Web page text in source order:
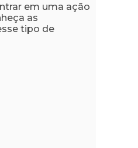
em uma ação
as
tipo de